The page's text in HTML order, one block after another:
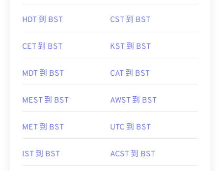
HDT 到 BST CST 到 BST
CET 到 BST KST 到 BST
MDT 到 BST CAT 到 BST
MEST 到 BST AWST 到 BST
MET 到 BST UTC 到 BST
IST 到 BST ACST 到 BST